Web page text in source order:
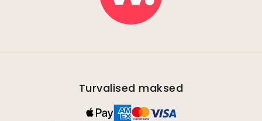
Turvalised maksed